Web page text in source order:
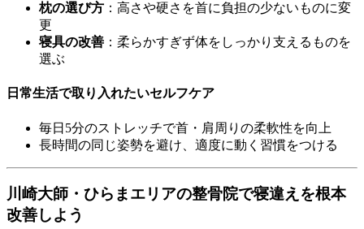
枕の選び方 ：高さや硬さを首に負担の少ないものに変
更
寝具の改善 ：柔らかすぎず体をしっかり支えるものを
選ぶ
日常生活で取り入れたいセルフケア
毎日5分のストレッチで首・肩周りの柔軟性を向上
長時間の同じ姿勢を避け、適度に動く習慣をつける
川崎大師・ひらまエリアの整骨院で寝違えを根本
改善しよう